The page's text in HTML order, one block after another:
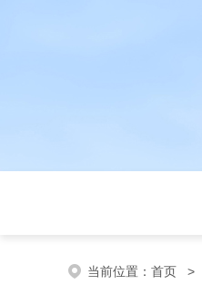
当前位置： 首页 >